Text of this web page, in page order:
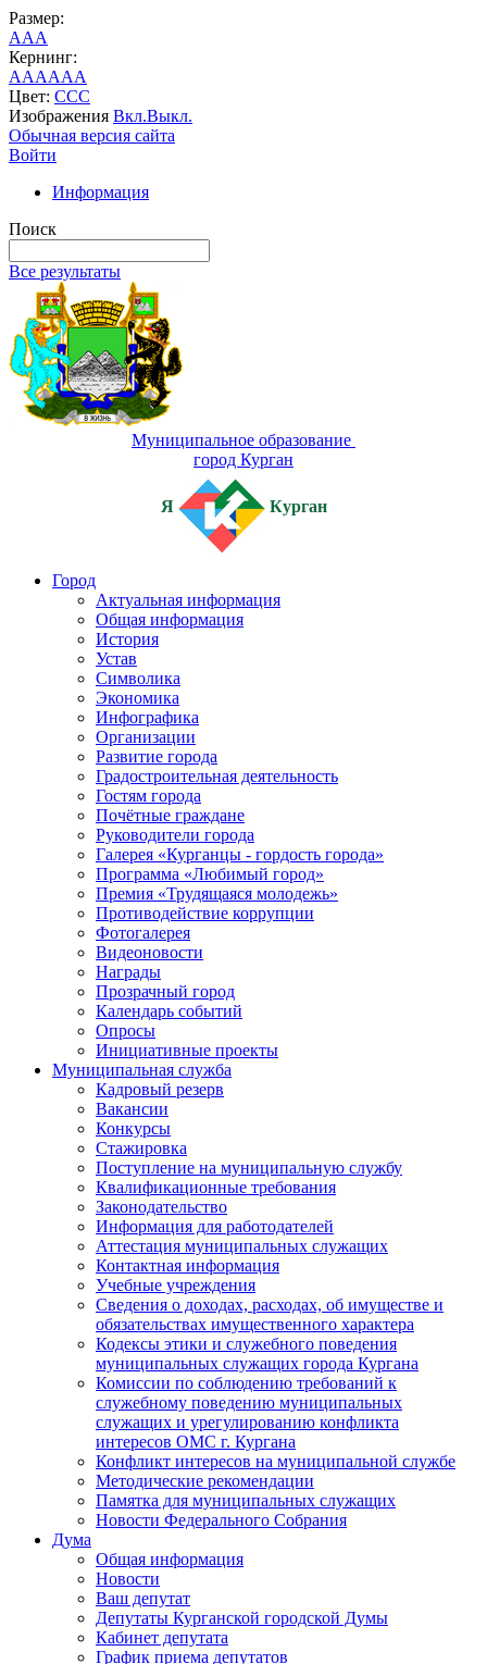
Размер:
AAA
Кернинг:
AAAAAA
Цвет: CCC
Изображения Вкл.Выкл.
Обычная версия сайта
Войти
Информация
Поиск
Все результаты
Муниципальное образование
город Курган
Я Курган
Город
Актуальная информация
Общая информация
История
Устав
Символика
Экономика
Инфографика
Организации
Развитие города
Градостроительная деятельность
Гостям города
Почётные граждане
Руководители города
Галерея «Курганцы - гордость города»
Программа «Любимый город»
Премия «Трудящаяся молодежь»
Противодействие коррупции
Фотогалерея
Видеоновости
Награды
Прозрачный город
Календарь событий
Опросы
Инициативные проекты
Муниципальная служба
Кадровый резерв
Вакансии
Конкурсы
Стажировка
Поступление на муниципальную службу
Квалификационные требования
Законодательство
Информация для работодателей
Аттестация муниципальных служащих
Контактная информация
Учебные учреждения
Сведения о доходах, расходах, об имуществе и
обязательствах имущественного характера
Кодексы этики и служебного поведения
муниципальных служащих города Кургана
Комиссии по соблюдению требований к
служебному поведению муниципальных
служащих и урегулированию конфликта
интересов ОМС г. Кургана
Конфликт интересов на муниципальной службе
Методические рекомендации
Памятка для муниципальных служащих
Новости Федерального Cобрания
Дума
Общая информация
Новости
Ваш депутат
Депутаты Курганской городской Думы
Кабинет депутата
График приема депутатов